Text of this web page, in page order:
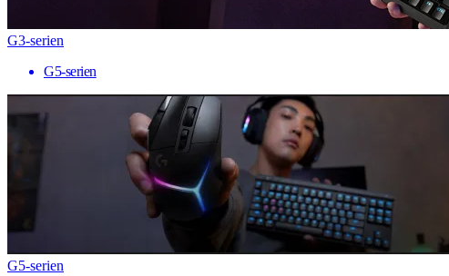
G3-serien
G5-serien
G5-serien